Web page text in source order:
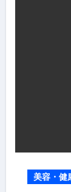
美容・健